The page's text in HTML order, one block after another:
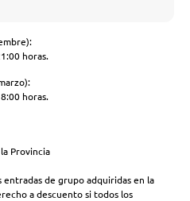
horas.
horas.
Provincia
entradas de grupo adquiridas en la
a descuento si todos los